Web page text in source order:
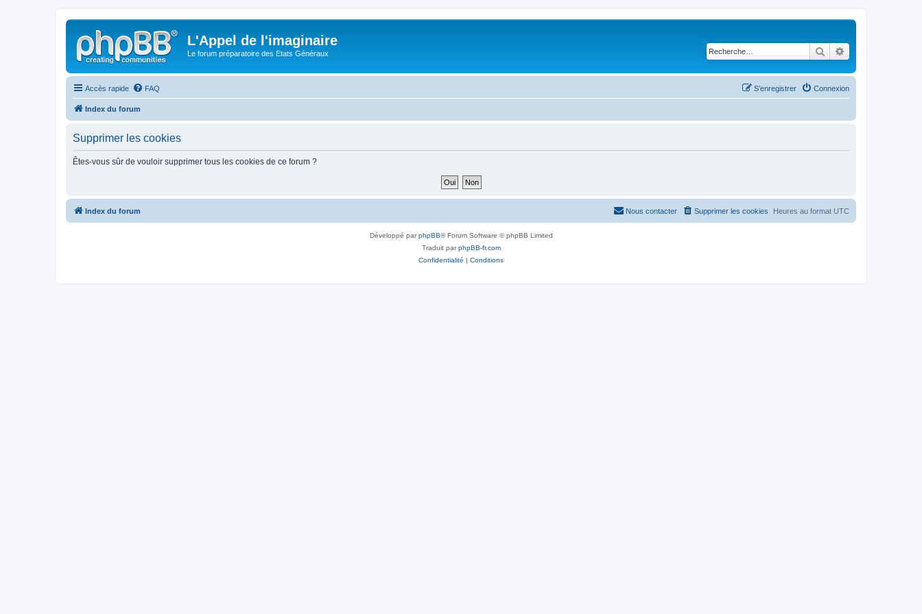
L'Appel de l'imaginaire
Le forum préparatoire des Etats Généraux Rechercher
Accès rapide FAQ Connexion
S’enregistrer
Index du forum
Supprimer les cookies
Êtes-vous sûr de vouloir supprimer tous les cookies de ce forum ?
Index du forum Heures au format UTC
Supprimer les cookies
Nous contacter
Développé parphpBB® Forum Software © phpBB Limited
Traduit parphpBB-fr.com
Confidentialité | Conditions